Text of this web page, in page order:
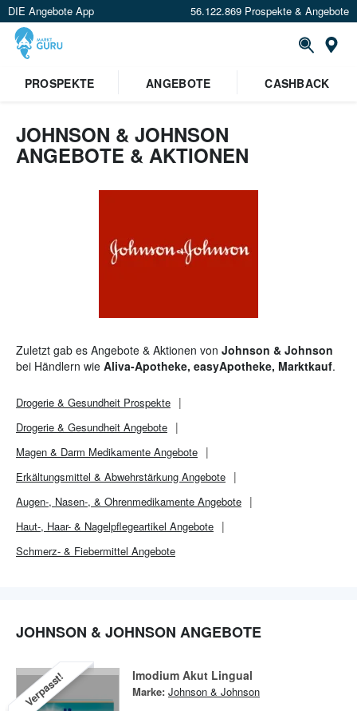
DIE Angebote App 56.122.869 Prospekte & Angebote
Standort festlegen
PROSPEKTE ANGEBOTE CASHBACK
JOHNSON & JOHNSON
ANGEBOTE & AKTIONEN
Zuletzt gab es Angebote & Aktionen von Johnson & Johnson
bei Händlern wie Aliva-Apotheke, easyApotheke, Marktkauf.
Drogerie & Gesundheit Prospekte
Drogerie & Gesundheit Angebote
Magen & Darm Medikamente Angebote
Erkältungsmittel & Abwehrstärkung Angebote
Augen-, Nasen-, & Ohrenmedikamente Angebote
Haut-, Haar- & Nagelpflegeartikel Angebote
Schmerz- & Fiebermittel Angebote
JOHNSON & JOHNSON ANGEBOTE
Verpasst! Imodium Akut Lingual
Marke: Johnson & Johnson